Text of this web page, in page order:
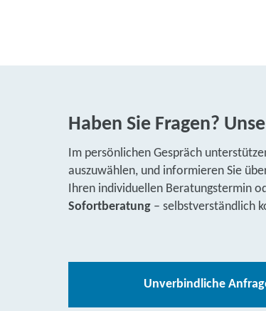
Haben Sie Fragen?
Im persönlichen Gespräch
auszuwählen, und informieren Sie
Ihren individuellen Beratungstermin
Sofortberatung – selbstverständlich
Unverbindliche